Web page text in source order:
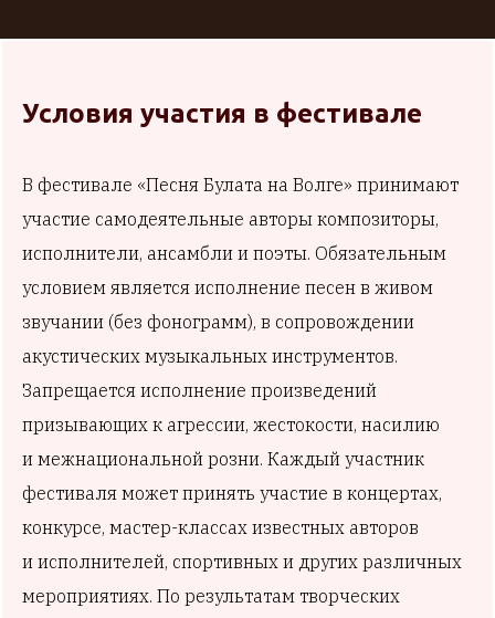
Условия участия в фестивале
В фестивале «Песня Булата на Волге» принимают
участие самодеятельные авторы композиторы,
исполнители, ансамбли и поэты. Обязательным
условием является исполнение песен в живом
звучании (без фонограмм), в сопровождении
акустических музыкальных инструментов.
Запрещается исполнение произведений
призывающих к агрессии, жестокости, насилию
и межнациональной розни. Каждый участник
фестиваля может принять участие в концертах,
конкурсе, мастер-классах известных авторов
и исполнителей, спортивных и других различных
мероприятиях. По результатам творческих